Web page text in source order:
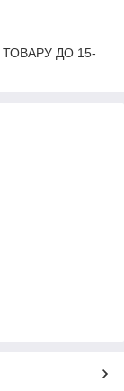
ДО 15-